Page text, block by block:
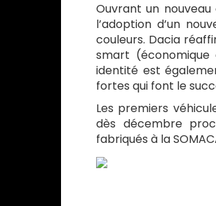
Ouvrant un
l’adoption d’un
couleurs. Dacia
smart (économique
identité est
fortes qui font le
Les premiers
dès décembre
fabriqués à la